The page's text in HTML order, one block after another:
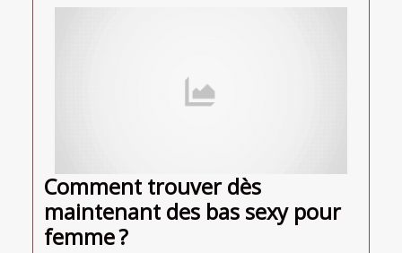
Comment trouver dès
maintenant des bas sexy pour
femme ?